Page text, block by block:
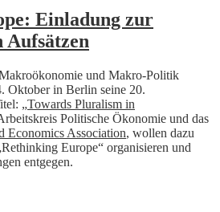
Einladung zur
Aufsätzen
und Makro-Politik
Oktober in Berlin seine 20.
„Towards Pluralism in
Politische Ökonomie und das
Economics Association, wollen dazu
Europe“ organisieren und
entgegen.